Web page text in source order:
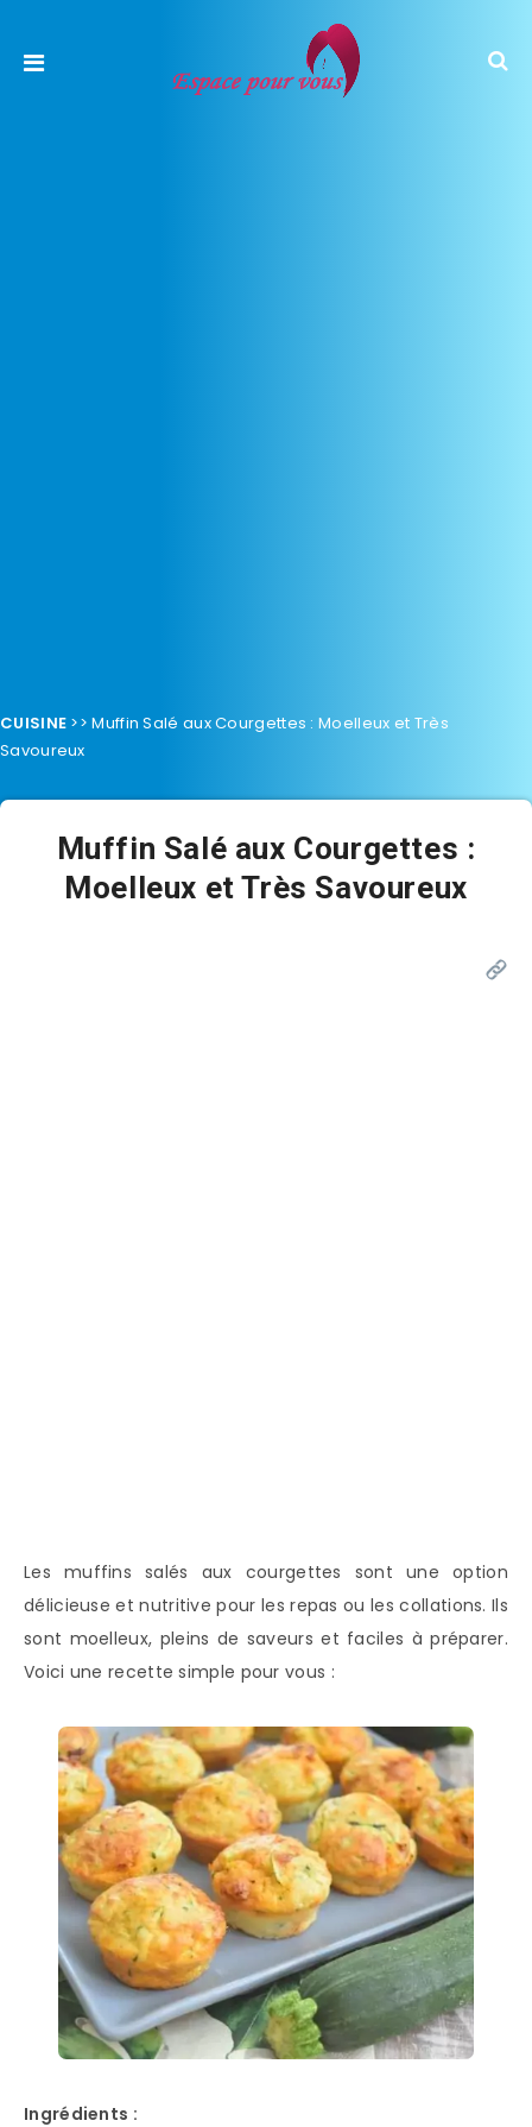
CUISINE >>Muffin Salé aux Courgettes : Moelleux et Très
Savoureux
Muffin Salé aux Courgettes :
Moelleux et Très Savoureux
Les muffins salés aux courgettes sont une option
délicieuse et nutritive pour les repas ou les collations. Ils
sont moelleux, pleins de saveurs et faciles à préparer.
Voici une recette simple pour vous :
Ingrédients :